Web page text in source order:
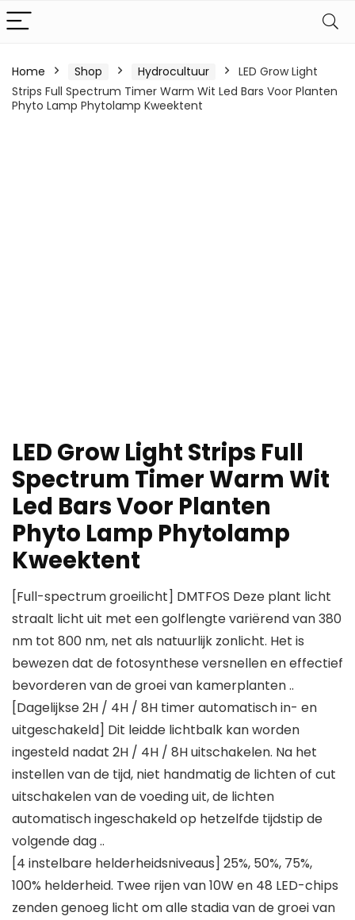
Home Shop Hydrocultuur
LED Grow Light
Strips Full Spectrum Timer Warm Wit Led Bars Voor Planten
Phyto Lamp Phytolamp Kweektent
LED Grow Light Strips Full
Spectrum Timer Warm Wit
Led Bars Voor Planten
Phyto Lamp Phytolamp
Kweektent
[Full-spectrum groeilicht] DMTFOS Deze plant licht
straalt licht uit met een golflengte variërend van 380
nm tot 800 nm, net als natuurlijk zonlicht. Het is
bewezen dat de fotosynthese versnellen en effectief
bevorderen van de groei van kamerplanten ..
[Dagelijkse 2H / 4H / 8H timer automatisch in- en
uitgeschakeld] Dit leidde lichtbalk kan worden
ingesteld nadat 2H / 4H / 8H uitschakelen. Na het
instellen van de tijd, niet handmatig de lichten of cut
uitschakelen van de voeding uit, de lichten
automatisch ingeschakeld op hetzelfde tijdstip de
volgende dag ..
[4 instelbare helderheidsniveaus] 25%, 50%, 75%,
100% helderheid. Twee rijen van 10W en 48 LED-chips
zenden genoeg licht om alle stadia van de groei van